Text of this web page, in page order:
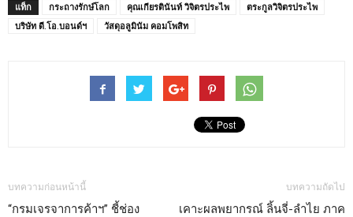
แท็ก กระถางรักษ์โลก คุณเกียรตินันท์ วิจิตรประไพ
ตระกูลวิจิตรประไพ
บริษัท ดี.โอ.บอนด์ฯ
วัสดุอลูมินัม คอมโพสิท
บทความก่อนหน้านี้
“กรมเจรจาการค้าฯ” ชี้ช่อง
บทความถัดไป
เคาะผลพยากรณ์ ลิ้นจี่-ลำไย ภาค